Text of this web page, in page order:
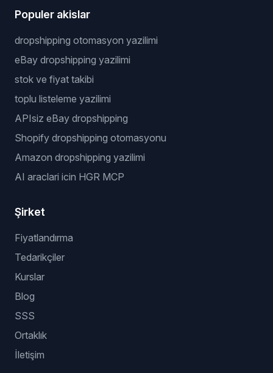
Kullanım Şartları
Çerez Politikası
Ücretsiz Araçlar
Dropshipping Kâr Hesaplayıcı
Niş Bulucu
Populer akislar
dropshipping otomasyon yazilimi
stok ve fiyat takibi
toplu listeleme yazilimi
APIsiz eBay dropshipping
Shopify dropshipping otomasyonu
Amazon dropshipping yazilimi
AI araclari icin HGR MCP
Şirket